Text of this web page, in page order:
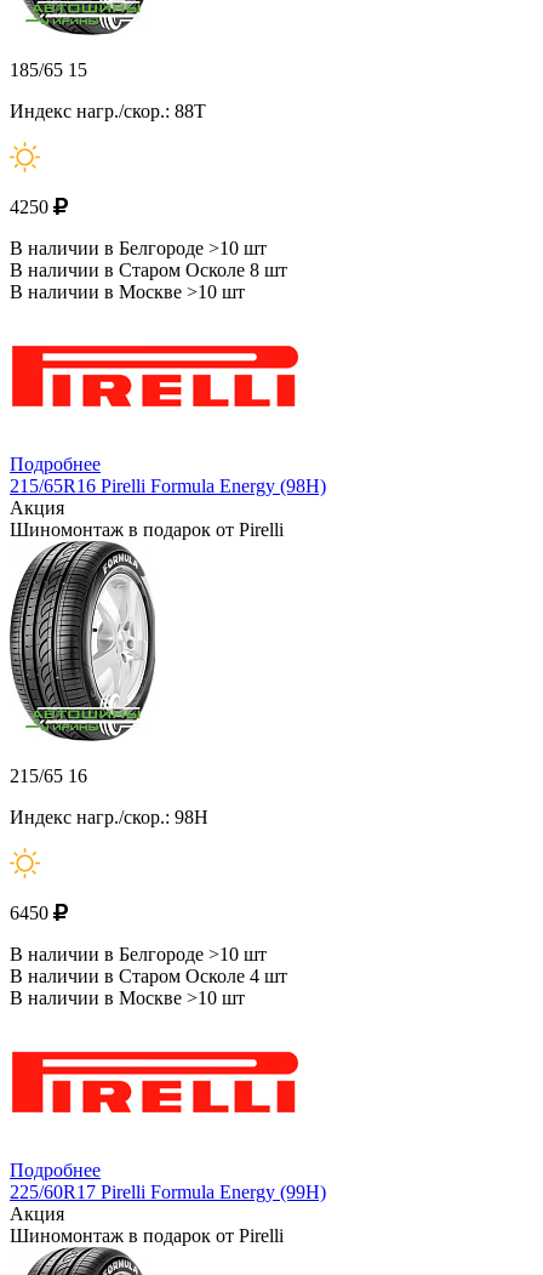
185/65 15
Индекс нагр./скор.: 88T
4250
В наличии в Белгороде >10 шт
В наличии в Старом Осколе 8 шт
В наличии в Москве >10 шт
Подробнее
215/65R16 Pirelli Formula Energy (98H)
Акция
Шиномонтаж в подарок от Pirelli
215/65 16
Индекс нагр./скор.: 98H
6450
В наличии в Белгороде >10 шт
В наличии в Старом Осколе 4 шт
В наличии в Москве >10 шт
Подробнее
225/60R17 Pirelli Formula Energy (99H)
Акция
Шиномонтаж в подарок от Pirelli